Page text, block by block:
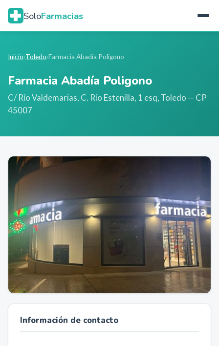
SoloFarmacias
Inicio›Toledo›Farmacia Abadía Poligono
Farmacia Abadía Poligono
C/ Río Valdemarias, C. Río Estenilla, 1 esq, Toledo — CP
45007
Información de contacto